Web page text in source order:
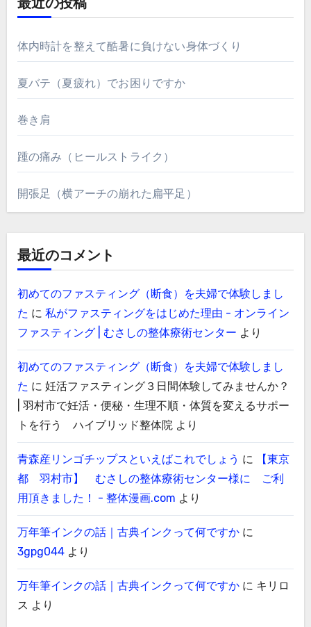
最近の投稿
体内時計を整えて酷暑に負けない身体づくり
夏バテ（夏疲れ）でお困りですか
巻き肩
踵の痛み（ヒールストライク）
開張足（横アーチの崩れた扁平足）
最近のコメント
初めてのファスティング（断食）を夫婦で体験しまし
た に 私がファスティングをはじめた理由 - オンライン
ファスティング | むさしの整体療術センター より
初めてのファスティング（断食）を夫婦で体験しまし
た に 妊活ファスティング３日間体験してみませんか？
| 羽村市で妊活・便秘・生理不順・体質を変えるサポー
トを行う ハイブリッド整体院より
青森産リンゴチップスといえばこれでしょう に
【東京
都 羽村市】 むさしの整体療術センター様に ご利
用頂きました！ - 整体漫画.com より
万年筆インクの話｜古典インクって何ですかに
3gpg044より
万年筆インクの話｜古典インクって何ですかに キリロ
ス より